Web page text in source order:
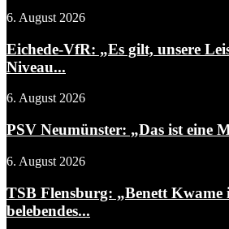
6. August 2026
Eichede-VfR: „Es gilt, unsere
Niveau...
6. August 2026
PSV Neumünster: „Das ist eine
6. August 2026
TSB Flensburg: „Benett Kwame
belebendes...